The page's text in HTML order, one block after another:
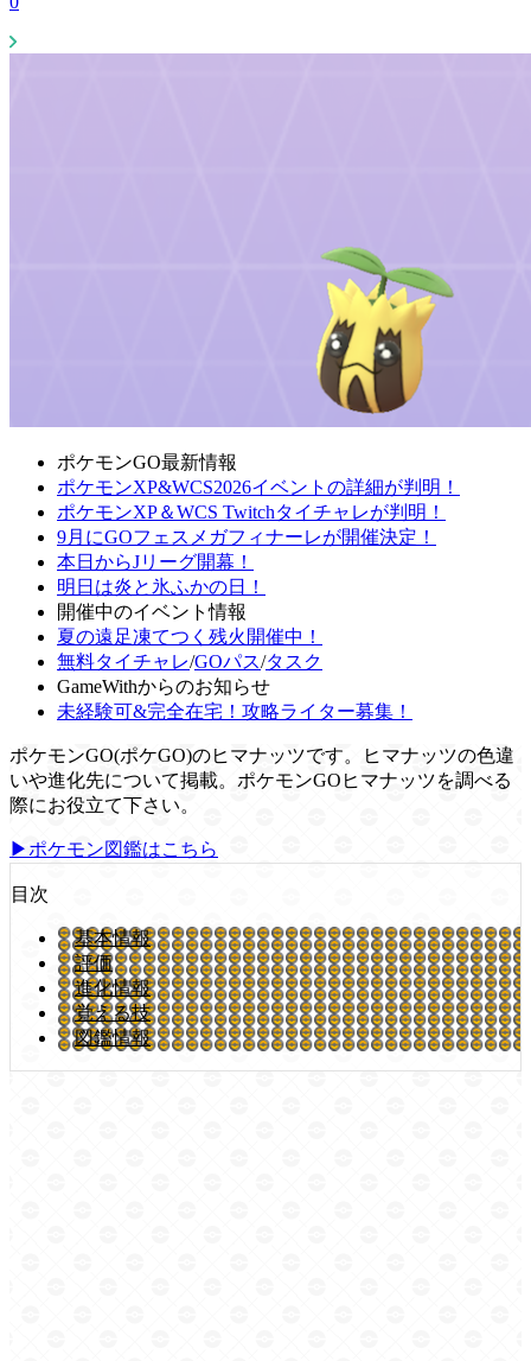
ポケモンGO最新情報
ポケモンXP&WCS2026イベントの詳細が判明！
ポケモンXP＆WCS Twitchタイチャレが判明！
9月にGOフェスメガフィナーレが開催決定！
本日からJリーグ開幕！
明日は炎と氷ふかの日！
開催中のイベント情報
夏の遠足凍てつく残火開催中！
無料タイチャレ/GOパス/タスク
GameWithからのお知らせ
未経験可&完全在宅！攻略ライター募集！
ポケモンGO(ポケGO)のヒマナッツです。ヒマナッツの色違
いや進化先について掲載。ポケモンGOヒマナッツを調べる
際にお役立て下さい。
▶ポケモン図鑑はこちら
目次
基本情報
評価
進化情報
覚える技
図鑑情報